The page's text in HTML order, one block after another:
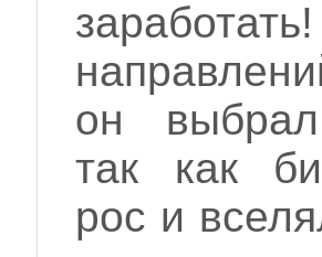
он выбрал
так как
рос и